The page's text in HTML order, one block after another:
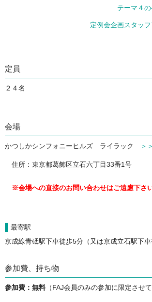
テーマ４
定例会企画スタッ
定員
２４名
会場
かつしかシンフォニーヒルズ ライラック ＞
住所：東京都葛飾区立石六丁目33番1号
※会場への直接のお問い合わせはご遠慮下さい
最寄駅
京成線青砥駅下車徒歩5分（又は京成立石駅下車
参加費、持ち物
参加費：無料（FAJ会員のみの参加に限定させて